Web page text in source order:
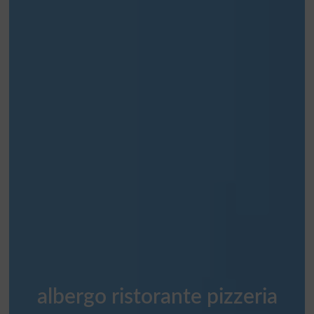
albergo ristorante pizzeria